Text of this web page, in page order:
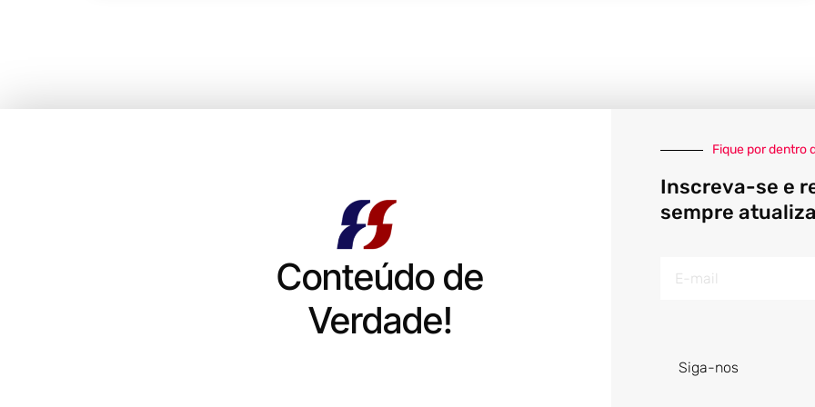
Conteúdo de
Verdade!
Fique por dentro
Inscreva-se e
sempre
Siga-nos